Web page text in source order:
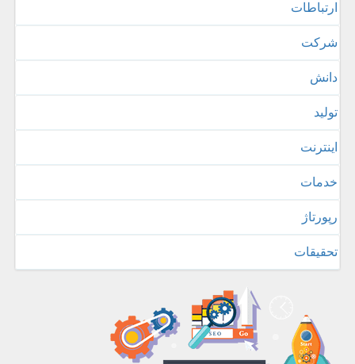
ارتباطات
شركت
دانش
تولید
اینترنت
خدمات
رپورتاژ
تحقیقات